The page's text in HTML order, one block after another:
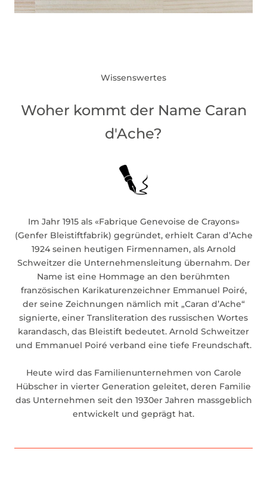
Wissenswertes
Woher kommt der Name Caran
d'Ache?
Im Jahr 1915 als «Fabrique Genevoise de Crayons»
(Genfer Bleistiftfabrik) gegründet, erhielt Caran d’Ache
1924 seinen heutigen Firmennamen, als Arnold
Schweitzer die Unternehmensleitung übernahm. Der
Name ist eine Hommage an den berühmten
französischen Karikaturenzeichner Emmanuel Poiré,
der seine Zeichnungen nämlich mit „Caran d’Ache“
signierte, einer Transliteration des russischen Wortes
karandasch, das Bleistift bedeutet. Arnold Schweitzer
und Emmanuel Poiré verband eine tiefe Freundschaft.
Heute wird das Familienunternehmen von Carole
Hübscher in vierter Generation geleitet, deren Familie
das Unternehmen seit den 1930er Jahren massgeblich
entwickelt und geprägt hat.